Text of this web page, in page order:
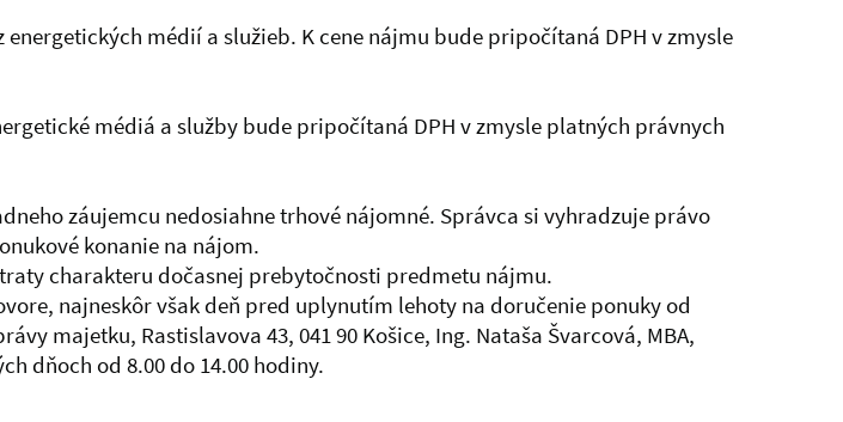
médií a služieb. K cene nájmu bude pripočítaná DPH v zmysle
médiá a služby bude pripočítaná DPH v zmysle platných právnych
záujemcu nedosiahne trhové nájomné. Správca si vyhradzuje právo
konanie na nájom.
charakteru dočasnej prebytočnosti predmetu nájmu.
najneskôr však deň pred uplynutím lehoty na doručenie ponuky od
majetku, Rastislavova 43, 041 90 Košice, Ing. Nataša Švarcová, MBA,
dňoch od 8.00 do 14.00 hodiny.